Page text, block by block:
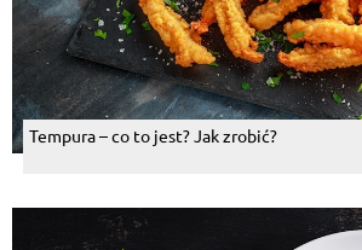
Tempura – co to jest? Jak zrobić?